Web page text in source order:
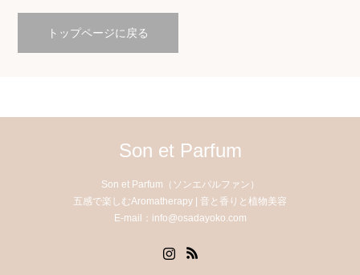
トップページに戻る
Son et Parfum
Son et Parfum（ソンエパルファン）
五感で楽しむAromatherapy | 音と香りと植物美容
E-mail：info@osadayoko.com